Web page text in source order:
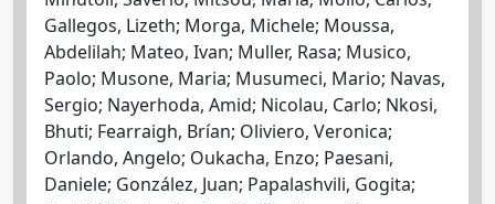
Gallegos, Lizeth; Morga, Michele; Moussa,
Abdelilah; Mateo, Ivan; Muller, Rasa; Musico,
Paolo; Musone, Maria; Musumeci, Mario; Navas,
Sergio; Nayerhoda, Amid; Nicolau, Carlo; Nkosi,
Bhuti; Fearraigh, Brían; Oliviero, Veronica;
Orlando, Angelo; Oukacha, Enzo; Paesani,
Daniele; González, Juan; Papalashvili, Gogita;